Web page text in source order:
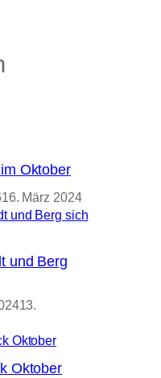
Oktober
16. März 2024
und Berg
13.
Oktober